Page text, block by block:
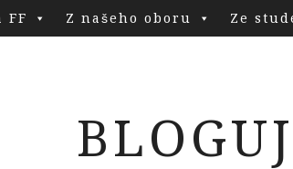
FF Z našeho oboru Ze